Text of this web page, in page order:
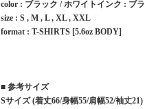
color : ブラック / ホワイトインク : ブ
size : S , M , L , XL , XXL
format : T-SHIRTS [5.6oz BODY]
■ 参考サイズ
Sサイズ (着丈66/身幅55/肩幅52/袖丈21)